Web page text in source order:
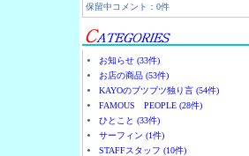
保留中コメント：0件
お知らせ (33件)
お店の商品 (53件)
KAYOのブツブツ独り言 (54件)
FAMOUS PEOPLE (28件)
ひとこと (33件)
サーフィン (1件)
STAFFスタッフ (10件)